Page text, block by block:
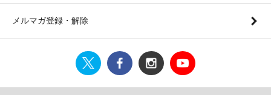
メルマガ登録・解除